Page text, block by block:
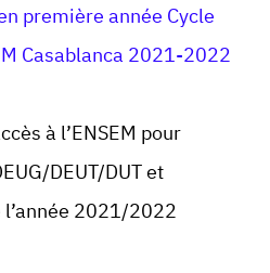
première année Cycle
Casablanca 2021-2022
à l’ENSEM pour
DEUT/DUT et
2021/2022